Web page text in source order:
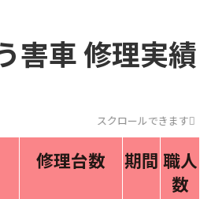
害車修理実績
スクロールできます
修理台数 期間 職人
数